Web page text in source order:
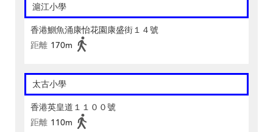
滬江小學
香港鰂魚涌康怡花園康盛街１４號
距離 170m
太古小學
香港英皇道１１００號
距離 110m